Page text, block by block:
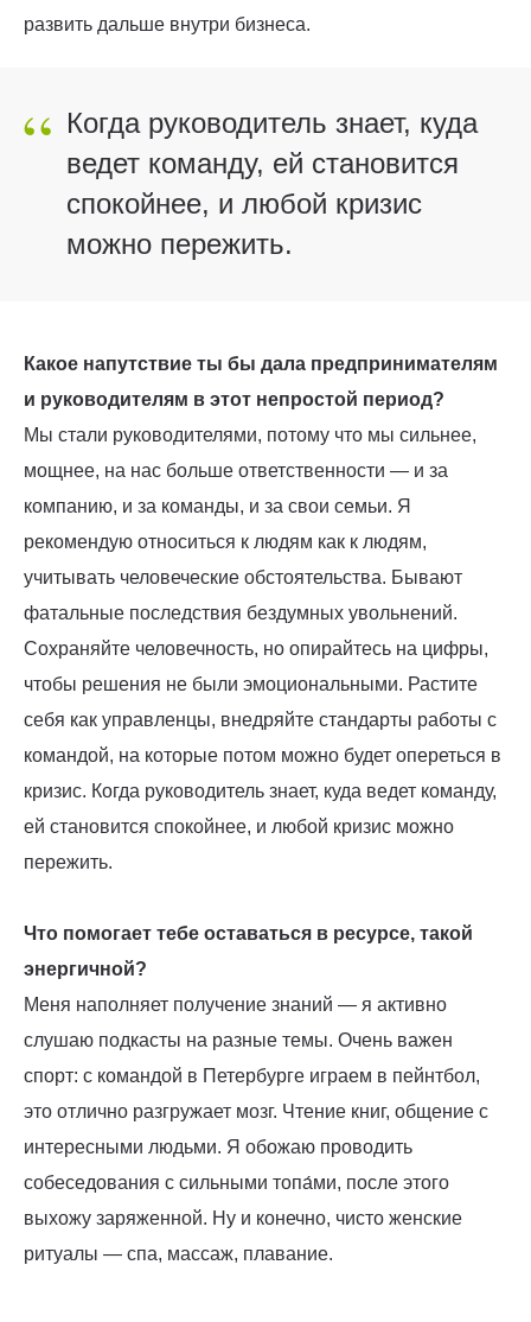
развить дальше внутри бизнеса.
“ Когда руководитель знает, куда
ведет команду, ей становится
спокойнее, и любой кризис
можно пережить.
Какое напутствие ты бы дала предпринимателям
и руководителям в этот непростой период?
Мы стали руководителями, потому что мы сильнее,
мощнее, на нас больше ответственности — и за
компанию, и за команды, и за свои семьи. Я
рекомендую относиться к людям как к людям,
учитывать человеческие обстоятельства. Бывают
фатальные последствия бездумных увольнений.
Сохраняйте человечность, но опирайтесь на цифры,
чтобы решения не были эмоциональными. Растите
себя как управленцы, внедряйте стандарты работы с
командой, на которые потом можно будет опереться в
кризис. Когда руководитель знает, куда ведет команду,
ей становится спокойнее, и любой кризис можно
пережить.
Что помогает тебе оставаться в ресурсе, такой
энергичной?
Меня наполняет получение знаний — я активно
слушаю подкасты на разные темы. Очень важен
спорт: с командой в Петербурге играем в пейнтбол,
это отлично разгружает мозг. Чтение книг, общение с
интересными людьми. Я обожаю проводить
собеседования с сильными топа́ми, после этого
выхожу заряженной. Ну и конечно, чисто женские
ритуалы — спа, массаж, плавание.